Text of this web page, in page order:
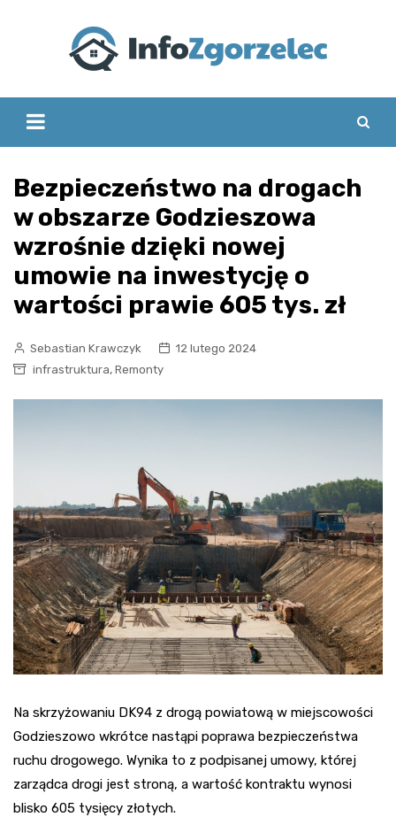
Bezpieczeństwo na drogach
w obszarze Godzieszowa
wzrośnie dzięki nowej
umowie na inwestycję o
wartości prawie 605 tys. zł
Sebastian Krawczyk
12 lutego 2024
infrastruktura, Remonty
Na skrzyżowaniu DK94 z drogą powiatową w miejscowości
Godzieszowo wkrótce nastąpi poprawa bezpieczeństwa
ruchu drogowego. Wynika to z podpisanej umowy, której
zarządca drogi jest stroną, a wartość kontraktu wynosi
blisko 605 tysięcy złotych.